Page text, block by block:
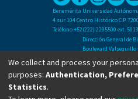
Benemérita Universidad
4 sur 104 Centro Histórico C.P.
Teléfono +52(222) 2295500 ext. 5013
Dirección General de
Boulevard Valsequillo
Ciudad Universitaria.
C.P. 72570
Teléfono +52 (222)
We collect and process your
purposes: Authentication,
Statistics.